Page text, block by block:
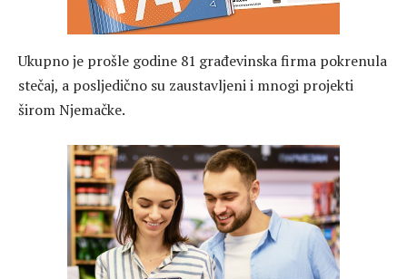
Ukupno je prošle godine 81 građevinska firma pokrenula
stečaj, a posljedično su zaustavljeni i mnogi projekti
širom Njemačke.